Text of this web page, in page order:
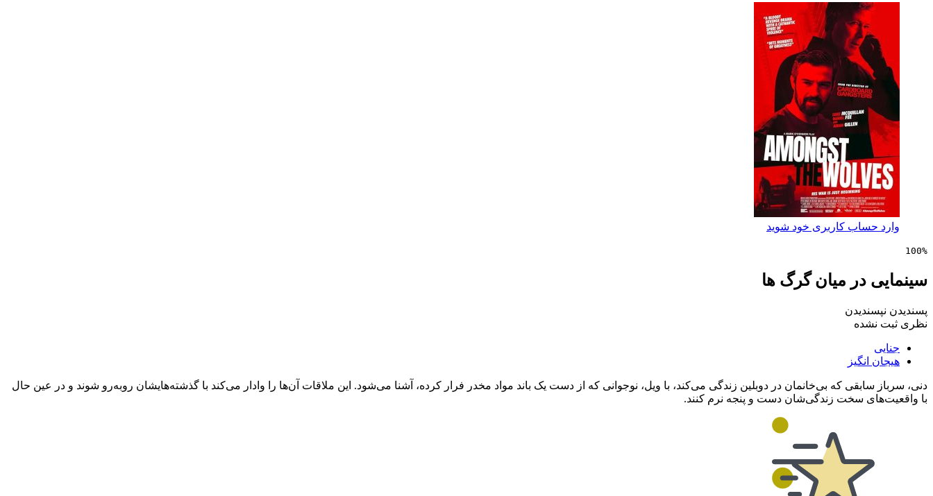
وارد حساب کاربری خود شوید
100%
سینمایی در میان گرگ ها
پسندیدن نپسندیدن
نظری ثبت نشده
جنایی
هیجان انگیز
دنی، سرباز سابقی که بی‌خانمان در دوبلین زندگی می‌کند، با ویل، نوجوانی که از دست یک باند مواد مخدر فرار کرده، آشنا می‌شود. این ملاقات آن‌ها را وادار می‌کند با گذشته‌هایشان روبه‌رو شوند و در عین حال
با واقعیت‌های سخت زندگی‌شان دست و پنجه نرم کنند.